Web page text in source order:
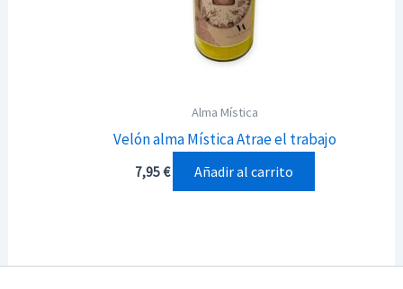
Alma Mística
Velón alma Mística Atrae el trabajo
7,95€ Añadir al carrito